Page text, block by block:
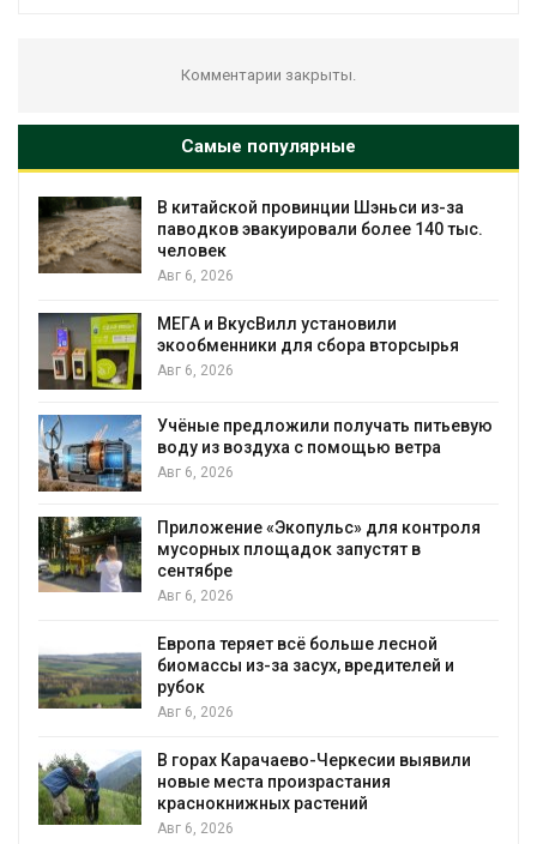
Комментарии закрыты.
Самые популярные
Шэньси из-за
более 140 тыс.
вторсырья
питьевую
ветра
для контроля
в
и
выявили
Учёные научили салат
«животный» белок для
Засуха в Индонезии
производство соли почти в
В пяти странах Амазонии
более 800 человек в ходе
Новый порядок расчёта
на промышленные
В Ирбите начнут расчистку
рекордного дождевого
В Домодедове
последствия разлива
пожара на складе